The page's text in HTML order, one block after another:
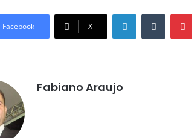
Facebook X
Fabiano Araujo